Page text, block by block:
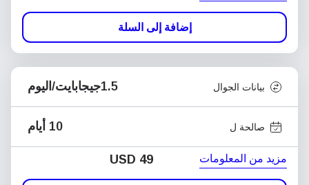
إضافة إلى السلة
بيانات الجوال 1.5جيجابايت/اليوم
صالحة ل 10 أيام
مزيد من المعلومات USD 49